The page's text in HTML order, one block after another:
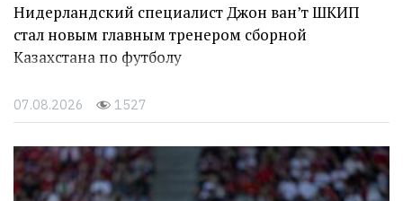
Нидерландский специалист Джон ван’т ШКИП
стал новым главным тренером сборной
Казахстана по футболу
07.08.2026 1527